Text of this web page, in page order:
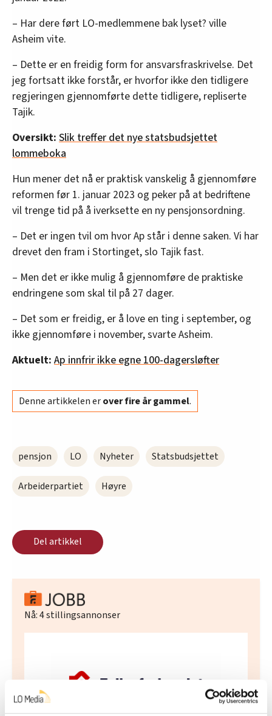
– Har dere ført LO-medlemmene bak lyset? ville
Asheim vite.
– Dette er en freidig form for ansvarsfraskrivelse. Det
jeg fortsatt ikke forstår, er hvorfor ikke den tidligere
regjeringen gjennomførte dette tidligere, repliserte
Tajik.
Oversikt: Slik treffer det nye statsbudsjettet
lommeboka
Hun mener det nå er praktisk vanskelig å gjennomføre
reformen før 1. januar 2023 og peker på at bedriftene
vil trenge tid på å iverksette en ny pensjonsordning.
– Det er ingen tvil om hvor Ap står i denne saken. Vi har
drevet den fram i Stortinget, slo Tajik fast.
– Men det er ikke mulig å gjennomføre de praktiske
endringene som skal til på 27 dager.
– Det som er freidig, er å love en ting i september, og
ikke gjennomføre i november, svarte Asheim.
Aktuelt: Ap innfrir ikke egne 100-dagersløfter
Denne artikkelen erover fire år gammel.
pensjon LO Nyheter Statsbudsjettet
Arbeiderpartiet Høyre
Del artikkel
Nå:4stillingsannonser